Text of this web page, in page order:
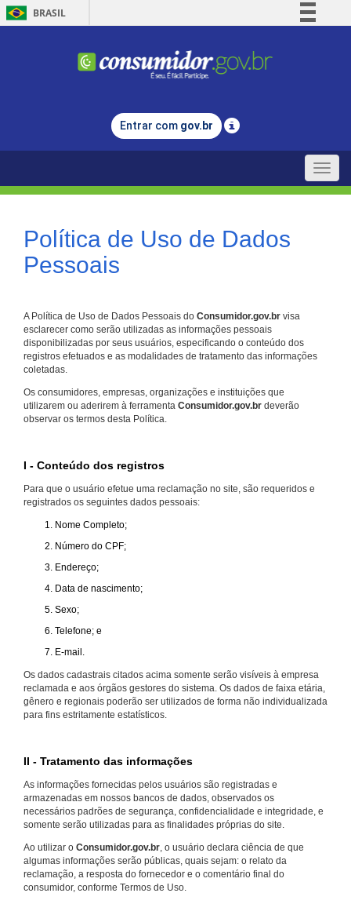
BRASIL
Comunica BR
Legislação
Entrar com gov.br
Toggle
Política de Uso de Dados
Pessoais
A Política de Uso de Dados Pessoais do Consumidor.gov.br visa
esclarecer como serão utilizadas as informações pessoais
disponibilizadas por seus usuários, especificando o conteúdo dos
registros efetuados e as modalidades de tratamento das informações
coletadas.
Os consumidores, empresas, organizações e instituições que
utilizarem ou aderirem à ferramenta Consumidor.gov.br deverão
observar os termos desta Política.
I - Conteúdo dos registros
Para que o usuário efetue uma reclamação no site, são requeridos e
registrados os seguintes dados pessoais:
Nome Completo;
Número do CPF;
Endereço;
Data de nascimento;
Sexo;
Telefone; e
E-mail.
Os dados cadastrais citados acima somente serão visíveis à empresa
reclamada e aos órgãos gestores do sistema. Os dados de faixa etária,
gênero e regionais poderão ser utilizados de forma não individualizada
para fins estritamente estatísticos.
II - Tratamento das informações
As informações fornecidas pelos usuários são registradas e
armazenadas em nossos bancos de dados, observados os
necessários padrões de segurança, confidencialidade e integridade, e
somente serão utilizadas para as finalidades próprias do site.
Ao utilizar o Consumidor.gov.br, o usuário declara ciência de que
algumas informações serão públicas, quais sejam: o relato da
reclamação, a resposta do fornecedor e o comentário final do
consumidor, conforme Termos de Uso.